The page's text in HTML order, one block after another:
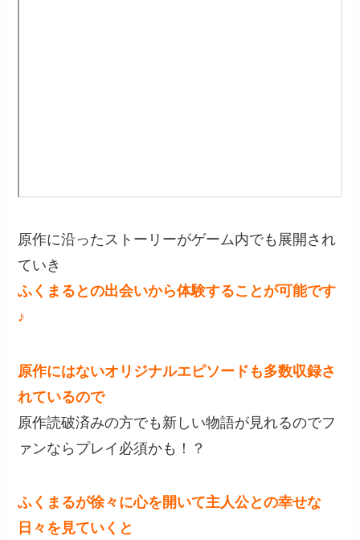
原作に沿ったストーリーがゲーム内でも展開され
ていき
ふくまるとの出会いから体験することが可能です
♪
原作にはないオリジナルエピソードも多数収録さ
れているので
原作読破済みの方でも新しい物語が見れるのでフ
ァンならプレイ必須かも！？
ふくまるが徐々に心を開いて主人公との幸せな
日々を見ていくと